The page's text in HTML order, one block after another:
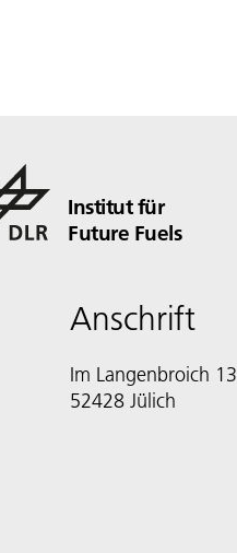
Institut für
Future Fuels
Anschrift
Im Langenbroich 13
52428 Jülich